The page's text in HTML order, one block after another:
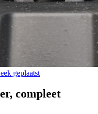
geplaatst
compleet